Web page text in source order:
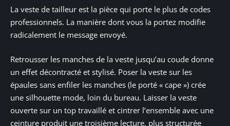
La veste de tailleur est la pièce qui porte le plus de codes
professionnels. La manière dont vous la portez modifie
radicalement le message envoyé.
Retrousser les manches de la veste jusqu’au coude donne
un effet décontracté et stylisé. Poser la veste sur les
épaules sans enfiler les manches (le porté « cape ») crée
une silhouette mode, loin du bureau. Laisser la veste
ouverte sur un top travaillé et cintrer l’ensemble avec une
ceinture produit une troisième lecture, plus structurée